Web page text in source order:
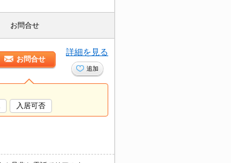
お問合せ
お問合せ
詳細を見る
追加
入居可否